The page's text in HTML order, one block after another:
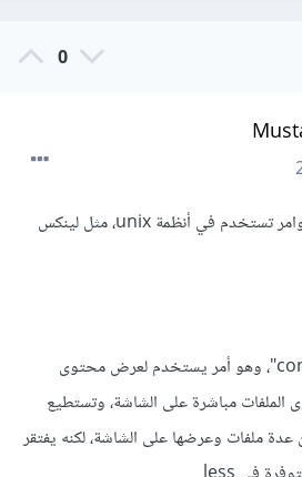
0
في البداية للتوضيح، تلك الأوامر تستخدم في أنظمة unix، مثل لينكس
cat اختصار لـ "concatenate"، وهو أمر يستخدم لعرض محتوى
الملفات مباشرة على الشاشة، وتستطيع
ملفات وعرضها على الشاشة، لكنه يفتقر